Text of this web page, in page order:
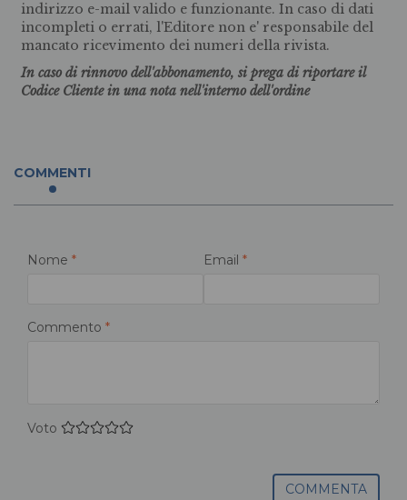
indirizzo e-mail valido e funzionante. In caso di dati
incompleti o errati, l'Editore non e' responsabile del
mancato ricevimento dei numeri della rivista.
In caso di rinnovo dell'abbonamento, si prega di riportare il
Codice Cliente in una nota nell'interno dell'ordine
COMMENTI
Nome * Email *
Commento *
Voto
COMMENTA